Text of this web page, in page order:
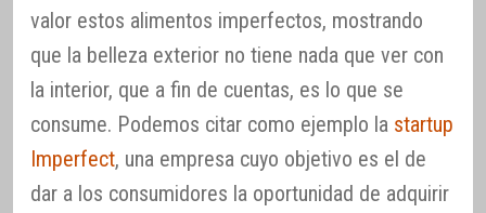
valor estos alimentos imperfectos, mostrando
que la belleza exterior no tiene nada que ver con
la interior, que a fin de cuentas, es lo que se
consume. Podemos citar como ejemplo la startup
Imperfect, una empresa cuyo objetivo es el de
dar a los consumidores la oportunidad de adquirir